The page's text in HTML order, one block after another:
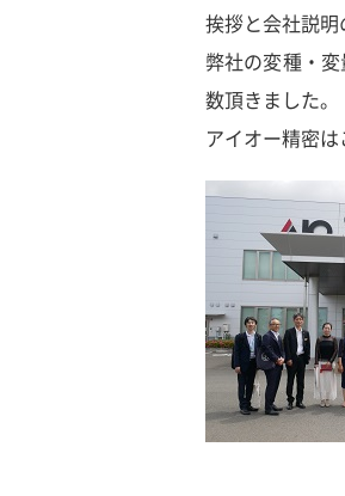
挨拶と会社説明
弊社の変種・
数頂きました。
アイオー精密